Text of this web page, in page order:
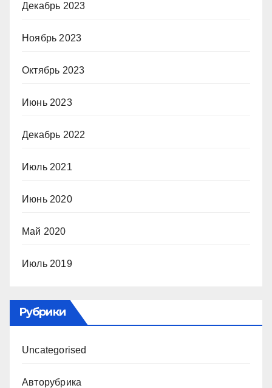
Декабрь 2023
Ноябрь 2023
Октябрь 2023
Июнь 2023
Декабрь 2022
Июль 2021
Июнь 2020
Май 2020
Июль 2019
Рубрики
Uncategorised
Авторубрика